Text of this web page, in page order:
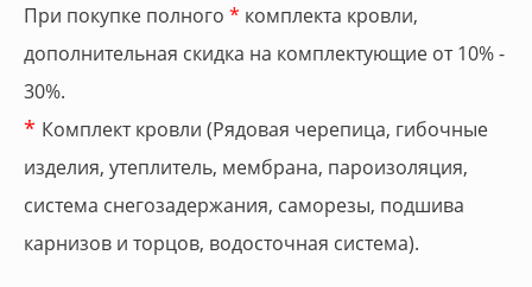
При покупке полного * комплекта кровли,
дополнительная скидка на комплектующие от 10% -
30%.
* Комплект кровли (Рядовая черепица, гибочные
изделия, утеплитель, мембрана, пароизоляция,
система снегозадержания, саморезы, подшива
карнизов и торцов, водосточная система).